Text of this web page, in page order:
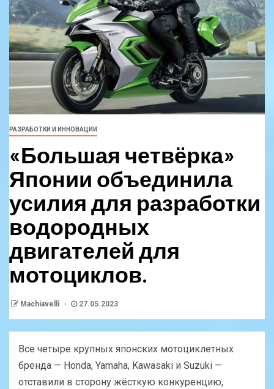
РАЗРАБОТКИ И ИННОВАЦИИ
«Большая четвёрка»
Японии объединила
усилия для разработки
водородных
двигателей для
мотоциклов.
Machiavelli 27.05.2023
Все четыре крупных японских мотоциклетных
бренда — Honda, Yamaha, Kawasaki и Suzuki —
отставили в сторону жёсткую конкуренцию,